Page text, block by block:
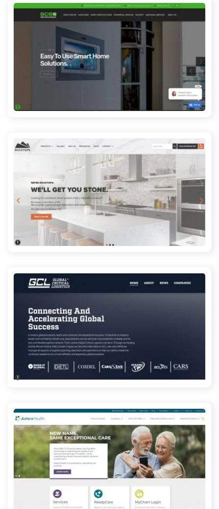
scshomeentertainment.com
rocktopskc.com
gcl.global
asterahealth.org